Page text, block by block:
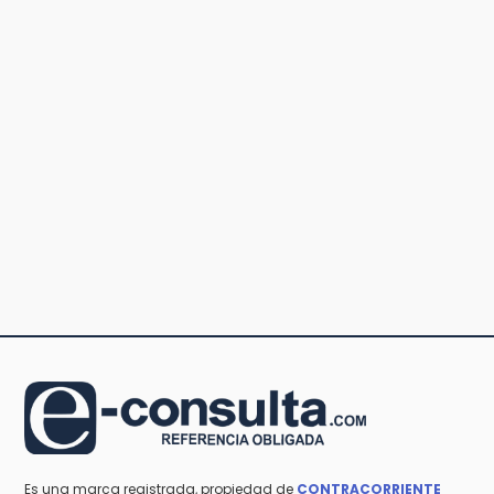
Es una marca registrada, propiedad de CONTRACORRIENTE